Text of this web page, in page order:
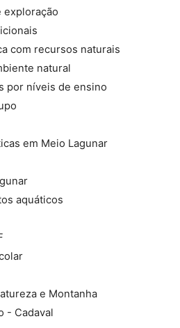
exploração
com recursos naturais
natural
por níveis de ensino
em Meio Lagunar
aquáticos
e Montanha
- Cadaval